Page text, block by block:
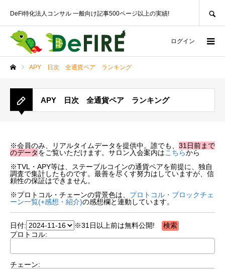
DeFi特化法人コンサル 一般向け記事500ページ以上の実績!
ログイン
APY 日次 全通貨ペア ランキング
APY 日次 全通貨ペア ランキング
※会員のみ、リアルタイムデータを提供中。誰でも、 31日前まで
のデータをご覧いただけます。サロン入会案内はこちらから
※TVL・APY等は、ステーブルコインの通貨ペアを前提に、独自
調査で集計したものです。最善を尽くす努力はしていますが、信
頼性の保証はできません。
※プロトコル・チェーンの背景色は、 プロトコル・ブロックチェ
ーン一覧(+感想・紹介)の感想欄と連動しています。
日付:
※31日以上前は無料公開!
プロトコル:
チェーン: